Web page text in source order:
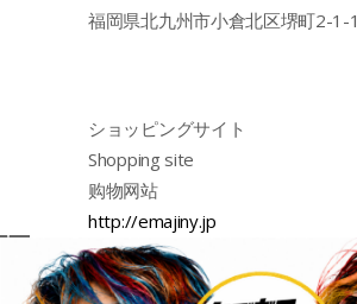
福岡県北九州市小倉北区堺町2-1-1
ショッピングサイト
Shopping site
购物网站
http://emajiny.jp